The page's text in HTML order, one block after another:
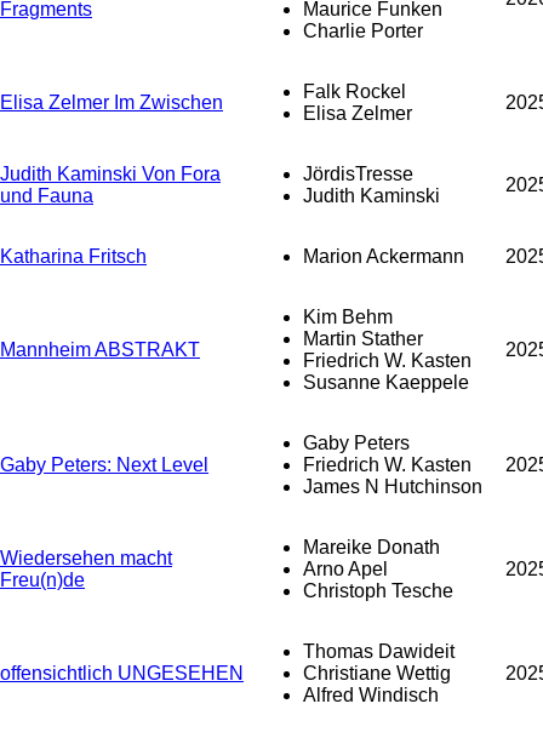
Fragments
Maurice Funken
Charlie Porter
Elisa Zelmer Im Zwischen
Falk Rockel
Elisa Zelmer
Judith Kaminski Von Fora
und Fauna
JördisTresse
Judith Kaminski
Katharina Fritsch Marion Ackermann
Mannheim ABSTRAKT
Kim Behm
Martin Stather
Friedrich W. Kasten
Susanne Kaeppele
Gaby Peters: Next Level
Gaby Peters
Friedrich W. Kasten
James N Hutchinson
Wiedersehen macht
Freu(n)de
Mareike Donath
Arno Apel
Christoph Tesche
offensichtlich UNGESEHEN
Thomas Dawideit
Christiane Wettig
Alfred Windisch